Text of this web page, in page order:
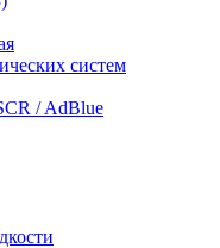
систем
/ AdBlue